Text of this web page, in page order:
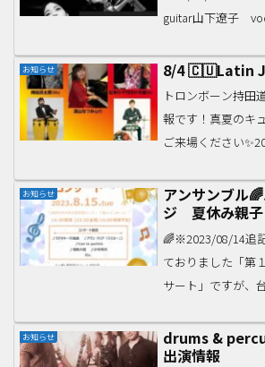
guitar山下遼子
662-0854西宮市櫨
電話番号 / 0...
お知らせ 8/4 🇨🇺Latin
トロンボーン持田
報です！真夏の
ご来場ください
open 19:00 start
2500円(...
お知らせ
アンサンブル
ジ 夏休み親子
🌈※2023/08/14追
ておりました「第
サート」ですが、
だきます。皆さま
過ごしください。
お知らせ
drums &
出演情報